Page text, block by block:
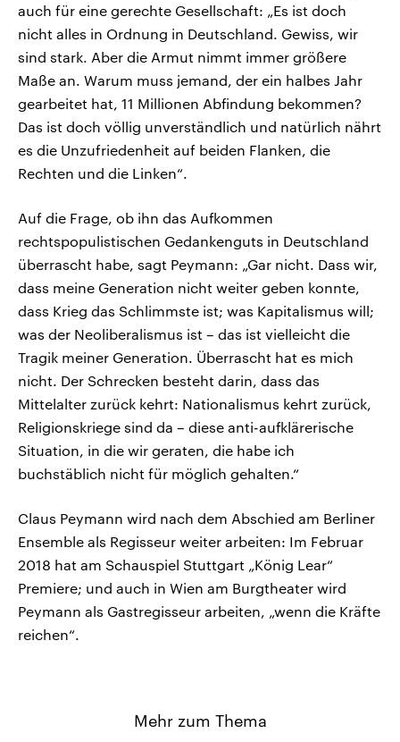
auch für eine gerechte Gesellschaft: „Es ist doch
nicht alles in Ordnung in Deutschland. Gewiss, wir
sind stark. Aber die Armut nimmt immer größere
Maße an. Warum muss jemand, der ein halbes Jahr
gearbeitet hat, 11 Millionen Abfindung bekommen?
Das ist doch völlig unverständlich und natürlich nährt
es die Unzufriedenheit auf beiden Flanken, die
Rechten und die Linken“.
Auf die Frage, ob ihn das Aufkommen
rechtspopulistischen Gedankenguts in Deutschland
überrascht habe, sagt Peymann: „Gar nicht. Dass wir,
dass meine Generation nicht weiter geben konnte,
dass Krieg das Schlimmste ist; was Kapitalismus will;
was der Neoliberalismus ist – das ist vielleicht die
Tragik meiner Generation. Überrascht hat es mich
nicht. Der Schrecken besteht darin, dass das
Mittelalter zurück kehrt: Nationalismus kehrt zurück,
Religionskriege sind da – diese anti-aufklärerische
Situation, in die wir geraten, die habe ich
buchstäblich nicht für möglich gehalten.“
Claus Peymann wird nach dem Abschied am Berliner
Ensemble als Regisseur weiter arbeiten: Im Februar
2018 hat am Schauspiel Stuttgart „König Lear“
Premiere; und auch in Wien am Burgtheater wird
Peymann als Gastregisseur arbeiten, „wenn die Kräfte
reichen“.
Mehr zum Thema